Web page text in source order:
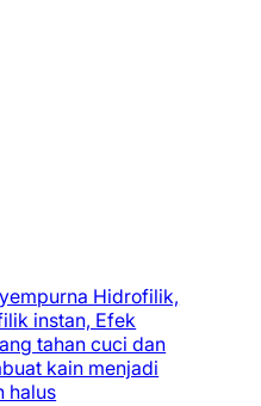
Hidrofilik,
instan, Efek
tahan cuci dan
kain menjadi
halus